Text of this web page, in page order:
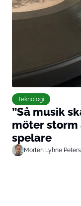
Teknologi
”Så musik
möter storm
spelare
Morten Lyhne